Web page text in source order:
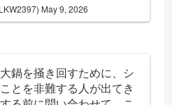
May 9, 2026
鍋を掻き回すために、シ
とを非難する人が出てき